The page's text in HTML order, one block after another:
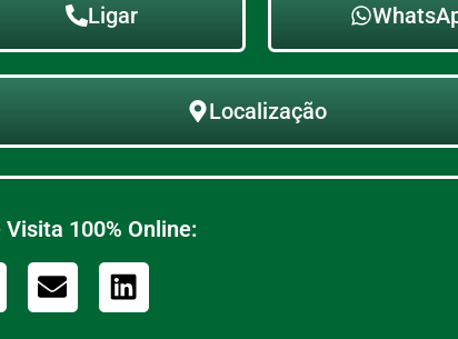
Ligar
Localização
100% Online: